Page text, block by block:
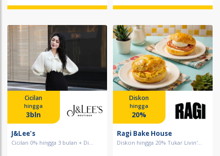
Cicilan
hingga
3bln
J&Lee's
Cicilan 0% hingga 3 bulan + Di...
Diskon
hingga
20%
Ragi Bake House
Diskon hingga 20% Tukar Livin'...